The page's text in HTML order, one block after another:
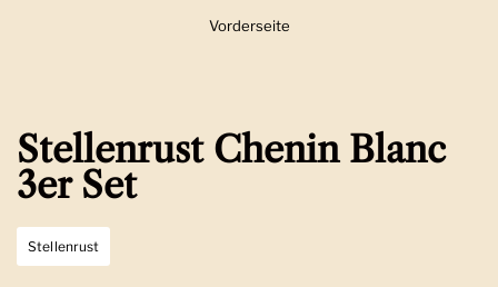
Zeige Folie 1
Vorderseite
Stellenrust Chenin Blanc
3er Set
Stellenrust